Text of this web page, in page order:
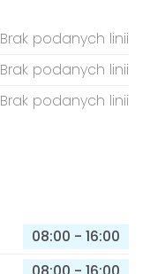
Brak podanych linii
Brak podanych linii
Brak podanych linii
08:00 - 16:00